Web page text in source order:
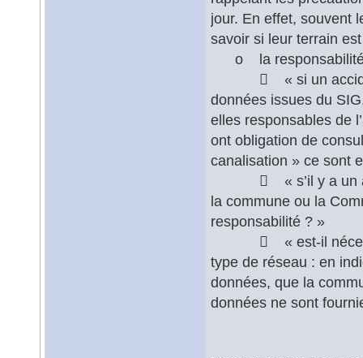
jour. En effet, souvent
savoir si leur terrain
o la responsabilité
 « si un accident
données issues du
elles responsables de
ont obligation de
canalisation » ce sont
 « s’il y a un
la commune ou la
responsabilité ? »
 « est-il
type de réseau : en
données, que la
données ne sont